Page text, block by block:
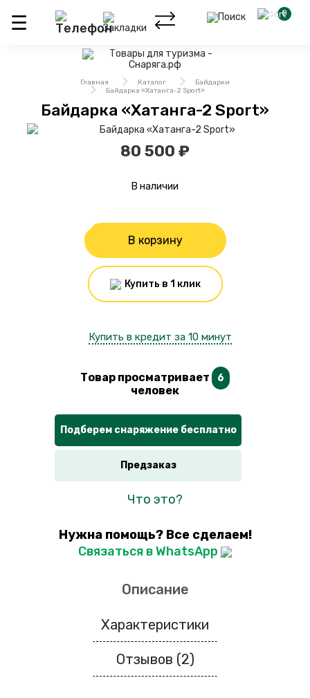
0
Главная Каталог
Байдарки
Байдарка «Хатанга-2 Sport»
Байдарка «Хатанга-2 Sport»
80 500 ₽
В наличии
В корзину
Купить в 1 клик
Купить в кредит за 10 минут
Товар просматривает 6
человек
Подберем снаряжение бесплатно
Предзаказ
Что это?
Нужна помощь? Все сделаем!
Связаться в WhatsApp
Описание
Характеристики
Отзывов (2)